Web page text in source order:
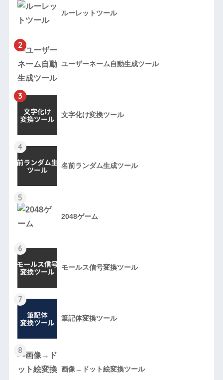
ルーレットツール
2
ユーザーネーム自動生成ツール
3
文字化け変換ツール
4
名前ランダム生成ツール
5
2048ゲーム
6
モールス信号変換ツール
7
筆記体変換ツール
8
画像→ドット絵変換ツール